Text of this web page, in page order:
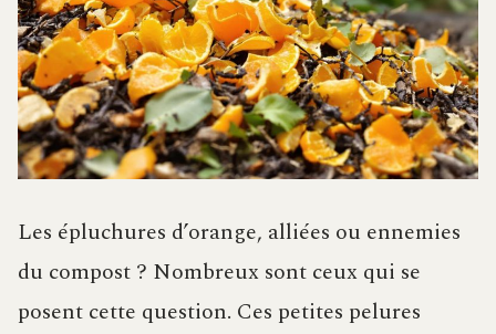
Les épluchures d’orange, alliées ou ennemies
du compost ? Nombreux sont ceux qui se
posent cette question. Ces petites pelures